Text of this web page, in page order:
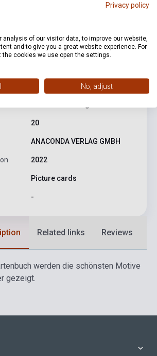
9783730611302
20
ANACONDA VERLAG GMBH
2022
Picture cards
-
Related links Reviews
werden die schönsten Motive
gezeigt.
Privacy policy
analysis of our visitor data, to improve our website,
and to give you a great website experience. For
cookies we use open the settings.
No, adjust